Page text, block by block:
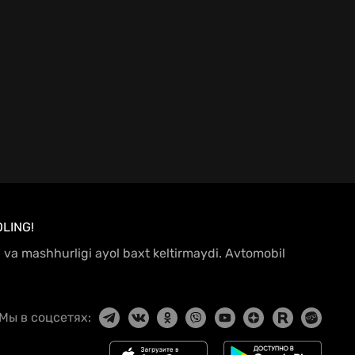
mashhurligi ayol baxt keltirmaydi. Avtomobil
в соцсетях: